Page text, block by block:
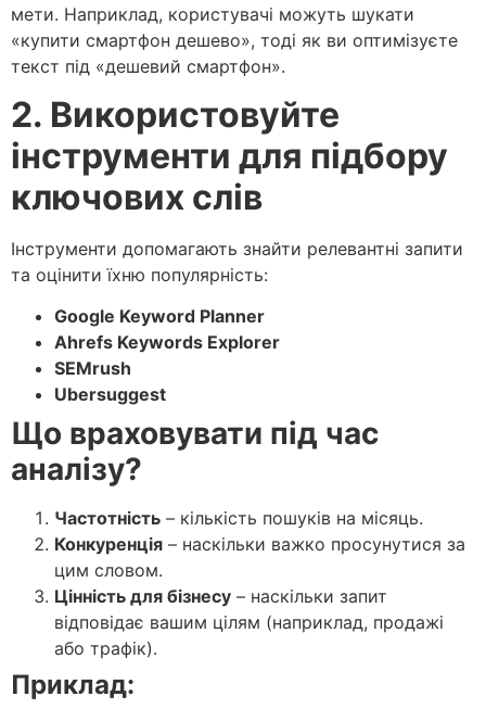
мети. Наприклад, користувачі можуть шукати
«купити смартфон дешево», тоді як ви оптимізуєте
текст під «дешевий смартфон».
2. Використовуйте
інструменти для підбору
ключових слів
Інструменти допомагають знайти релевантні запити
та оцінити їхню популярність:
Google Keyword Planner
Ahrefs Keywords Explorer
SEMrush
Ubersuggest
Що враховувати під час
аналізу?
Частотність – кількість пошуків на місяць.
Конкуренція – наскільки важко просунутися за
цим словом.
Цінність для бізнесу – наскільки запит
відповідає вашим цілям (наприклад, продажі
або трафік).
Приклад: